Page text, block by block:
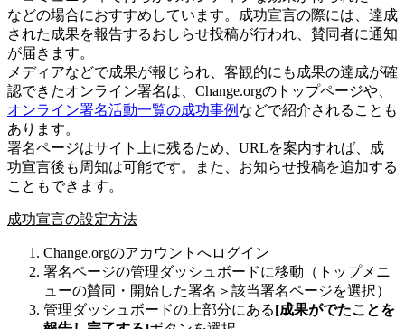
などの場合におすすめ してい ま す。 成功宣言の際には 達成
された 成果を報告するお し らせ投稿が行われ 賛同者に通知
が届き ま す。
メ ディ アなどで成果が報 じ られ 客観的に も 成果の達成が確
認でき たオンライ ン署名は Change.orgの ト ップページや
オンライ ン署名活動一覧の成功事例 などで紹介される こ と も
あ り ま す。
署名ページはサイ ト 上に残るため URLを案内すれば
成
功宣言後 も 周知は可能です。 ま た お知らせ投稿を追加する
こ と もでき ま す。
成功宣言の設定方法
Change.orgのアカ ウ ン ト へロ グイ ン
署名ページの管理ダッ シ ュ ボー ドに移動 （ ト ップメ ニ
ュ ーの賛同 ・ 開始した署名 ＞ 該当署名ページを選択）
管理ダッ シ ュ ボー ドの 上部分にある[成果がでたこ とを